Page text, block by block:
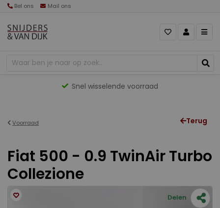
Bel ons Mail ons
Snel wisselende voorraad
Voorraad Terug
Fiat 500 - 0.9 TwinAir Turbo
Collezione
Delen